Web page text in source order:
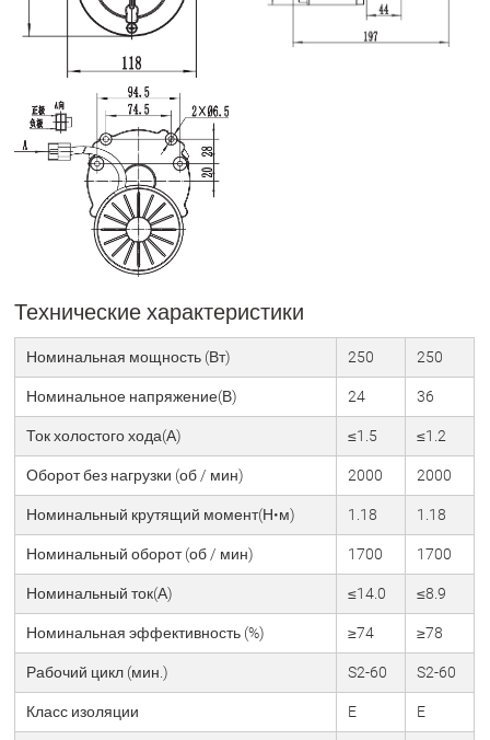
Технические характеристики
Номинальная мощность (Вт) 250 250
Номинальное напряжение(В) 24 36
Ток холостого хода(А) ≤1.5 ≤1.2
Оборот без нагрузки (об / мин) 2000 2000
Номинальный крутящий момент(Н•м) 1.18 1.18
Номинальный оборот (об / мин) 1700 1700
Номинальный ток(А) ≤14.0 ≤8.9
Номинальная эффективность (%) ≥74 ≥78
Рабочий цикл (мин.) S2-60 S2-60
Класс изоляции E E